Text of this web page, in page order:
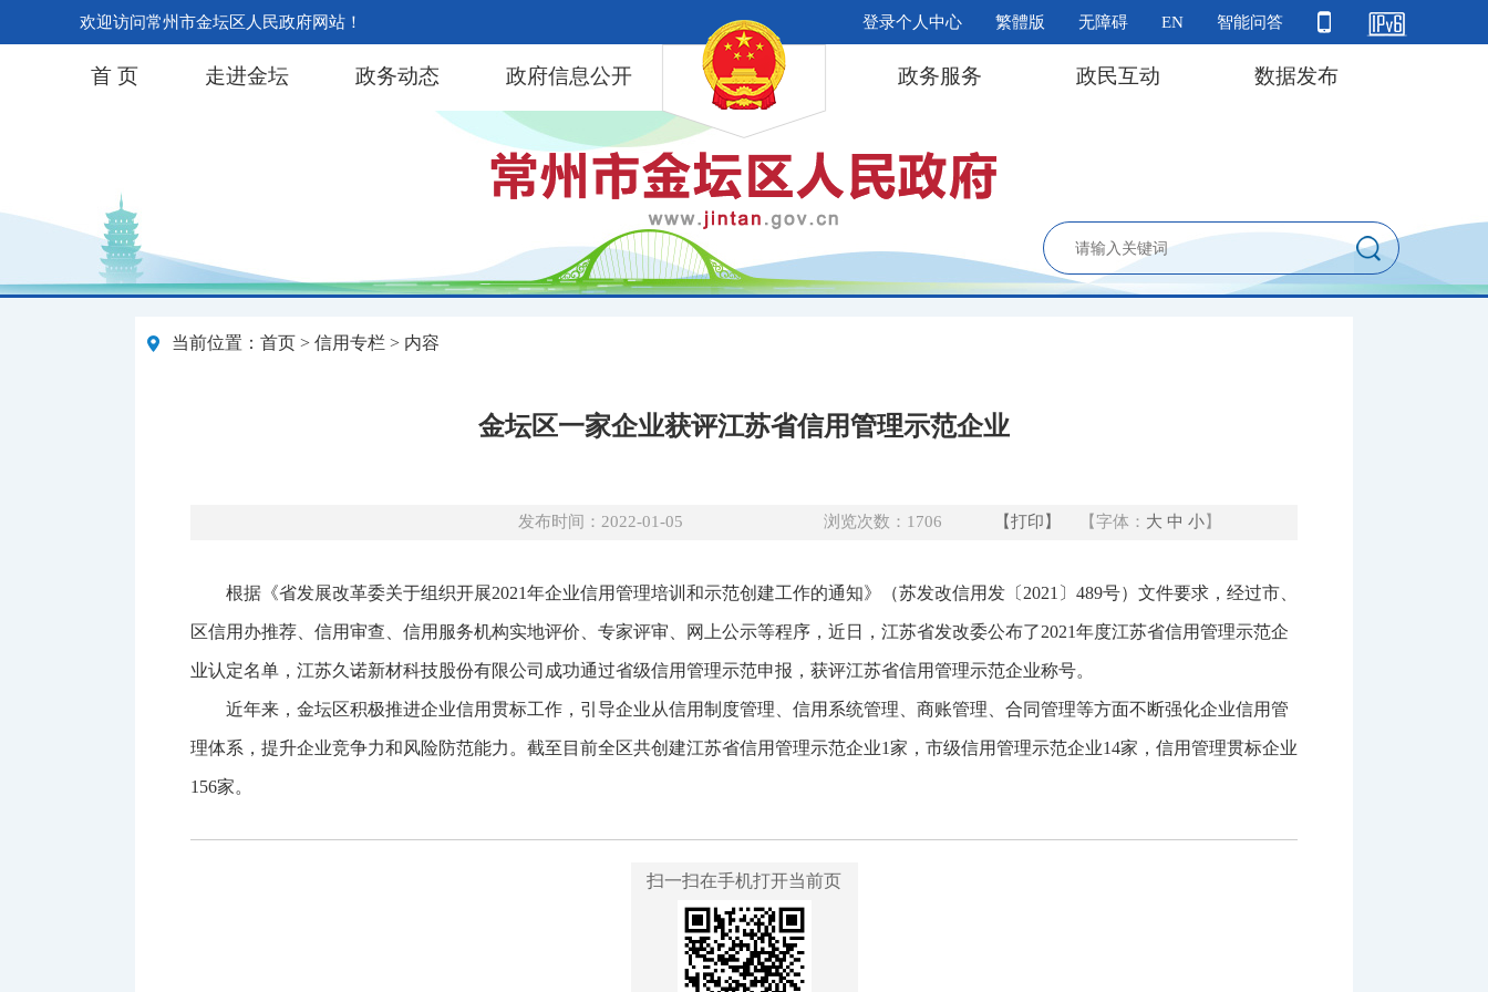
欢迎访问常州市金坛区人民政府网站！ 登录个人中心 繁體版 无障碍 EN 智能问答
首 页 走进金坛 政务动态 政府信息公开 政务服务 政民互动 数据发布
当前位置： 首页 > 信用专栏 > 内容
金坛区一家企业获评江苏省信用管理示范企业
发布时间：2022-01-05 浏览次数： 1706 【打印】 【字体： 大 中 小】
根据《省发展改革委关于组织开展2021年企业信用管理培训和示范创建工作的通知》（苏发改信用发〔2021〕489号）文件要求，经过市、
区信用办推荐、信用审查、信用服务机构实地评价、专家评审、网上公示等程序，近日，江苏省发改委公布了2021年度江苏省信用管理示范企
业认定名单，江苏久诺新材科技股份有限公司成功通过省级信用管理示范申报，获评江苏省信用管理示范企业称号。
近年来，金坛区积极推进企业信用贯标工作，引导企业从信用制度管理、信用系统管理、商账管理、合同管理等方面不断强化企业信用管
理体系，提升企业竞争力和风险防范能力。截至目前全区共创建江苏省信用管理示范企业1家，市级信用管理示范企业14家，信用管理贯标企业
156家。
扫一扫在手机打开当前页